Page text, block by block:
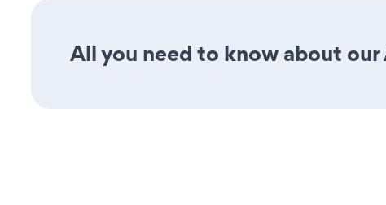
All you need to know about